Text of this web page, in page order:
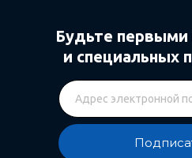
Будьте первыми
и специальных